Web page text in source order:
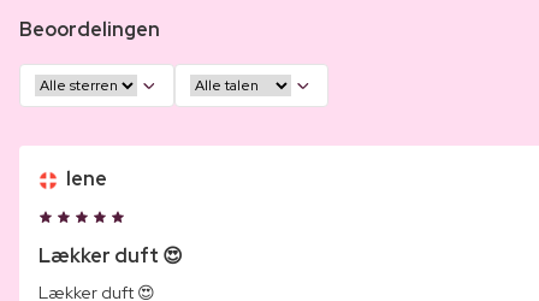
Beoordelingen
lene
Lækker duft 😍
Lækker duft 😍